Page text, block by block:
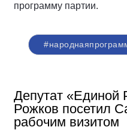
программу партии.
Депутат «Единой
Рожков посетил
рабочим визитом